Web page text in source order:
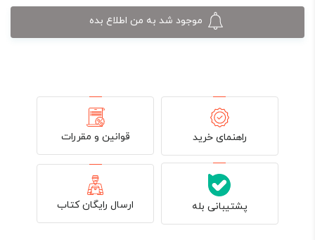
موجود شد به من اطلاع بده
راهنمای خرید قوانین و مقررات
پشتیبانی بله ارسال رایگان کتاب